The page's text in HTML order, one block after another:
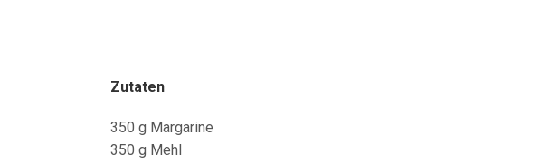
Zutaten
350 g Margarine
350 g Mehl